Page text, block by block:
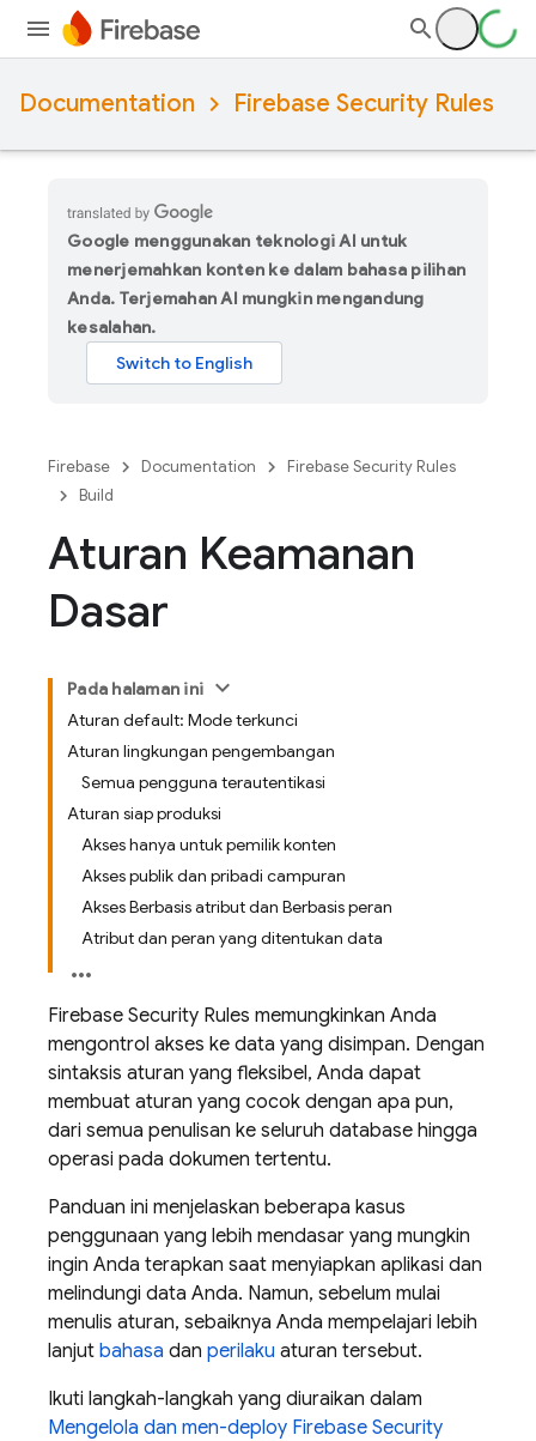
Documentation Firebase Security Rules
Google menggunakan teknologi AI untuk
menerjemahkan konten ke dalam bahasa pilihan
Anda. Terjemahan AI mungkin mengandung
kesalahan.
Firebase Documentation
Firebase Security Rules
Build
Aturan Keamanan
Dasar
Pada halaman ini
Aturan default: Mode terkunci
Aturan lingkungan pengembangan
Semua pengguna terautentikasi
Aturan siap produksi
Akses hanya untuk pemilik konten
Akses publik dan pribadi campuran
Akses Berbasis atribut dan Berbasis peran
Atribut dan peran yang ditentukan data
Firebase Security Rules memungkinkan Anda
mengontrol akses ke data yang disimpan. Dengan
sintaksis aturan yang fleksibel, Anda dapat
membuat aturan yang cocok dengan apa pun,
dari semua penulisan ke seluruh database hingga
operasi pada dokumen tertentu.
Panduan ini menjelaskan beberapa kasus
penggunaan yang lebih mendasar yang mungkin
ingin Anda terapkan saat menyiapkan aplikasi dan
melindungi data Anda. Namun, sebelum mulai
menulis aturan, sebaiknya Anda mempelajari lebih
lanjut bahasa dan perilaku aturan tersebut.
Ikuti langkah-langkah yang diuraikan dalam
Mengelola dan men-deploy Firebase Security